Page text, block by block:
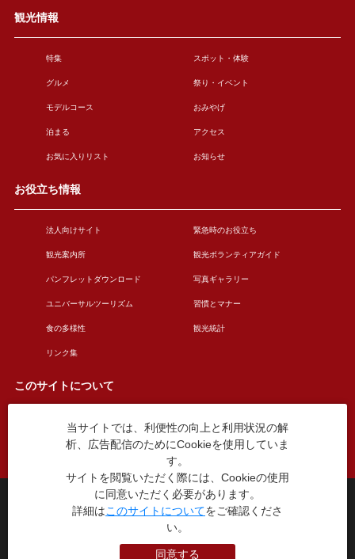
観光情報
特集 スポット・体験
グルメ 祭り・イベント
モデルコース おみやげ
泊まる アクセス
お気に入りリスト お知らせ
お役立ち情報
法人向けサイト 緊急時のお役立ち
観光案内所 観光ボランティアガイド
パンフレットダウンロード 写真ギャラリー
ユニバーサルツーリズム 習慣とマナー
食の多様性 観光統計
リンク集
このサイトについて
このサイトについて 広告掲載について
お問い合わせ
台東区役所観光課
〒110-8615 東京都台東区東上野4丁目5番6号
TEL：03-5246-1151
当サイトでは、利便性の向上と利用状況の解
析、広告配信のためにCookieを使用していま
す。
サイトを閲覧いただく際には、Cookieの使用
に同意いただく必要があります。
詳細はこのサイトについてをご確認くださ
い。
同意する